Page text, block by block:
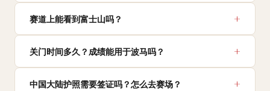
赛道上能看到富士山吗？
关门时间多久？成绩能用于波马吗？
中国大陆护照需要签证吗？怎么去赛场？